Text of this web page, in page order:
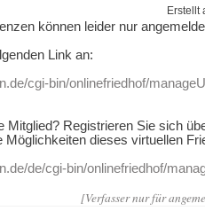
Erstellt
können leider nur
Link an:
cgi-bin/onlinefriedhof/
Mitglied? Registrieren Sie sich
Möglichkeiten dieses virtuellen
de/cgi-bin/onlinefriedhof/
[Verfasser nur für